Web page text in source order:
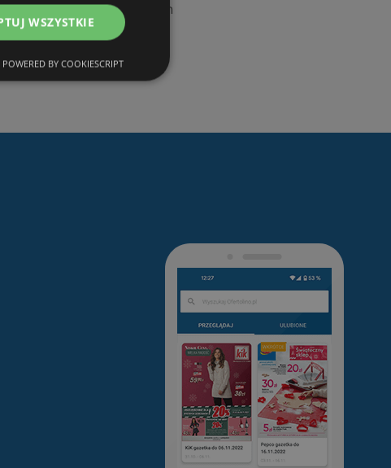
Oferty Leroy Merlin
Oferty Castorama
Oferty OBI
WSZYSTKIE
POWERED BY COOKIESCRIPT